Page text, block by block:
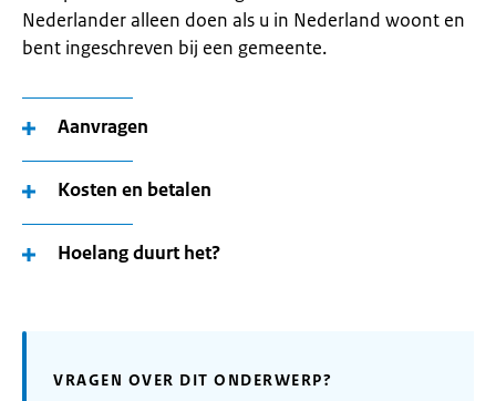
Nederlander alleen doen als u in Nederland woont en
bent ingeschreven bij een gemeente.
Aanvragen
Kosten en betalen
Hoelang duurt het?
VRAGEN OVER DIT ONDERWERP?